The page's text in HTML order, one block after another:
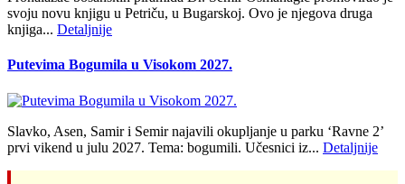
svoju novu knjigu u Petriču, u Bugarskoj. Ovo je njegova druga
knjiga... Detaljnije
Putevima Bogumila u Visokom 2027.
Slavko, Asen, Samir i Semir najavili okupljanje u parku ‘Ravne 2’
prvi vikend u julu 2027. Tema: bogumili. Učesnici iz... Detaljnije